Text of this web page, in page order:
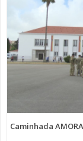
Caminhada